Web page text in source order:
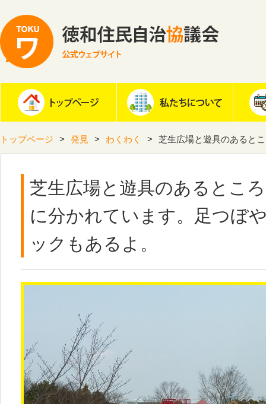
トップページ 発見 わくわく 芝生広場と遊具のあると
芝生広場と遊具のあるとこ
に分かれています。足つぼ
ックもあるよ。